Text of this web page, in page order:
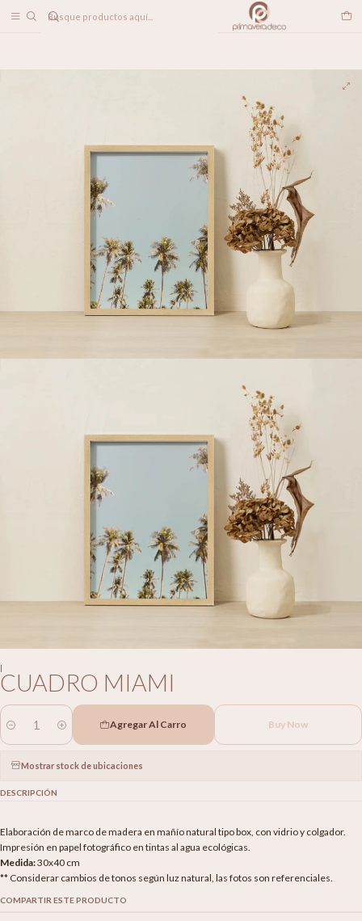
DECORACION MUROS CUADROS CUADRO MIAMI
|
CUADRO MIAMI
Cantidad
Agregar Al Carro Buy Now
Mostrar stock de ubicaciones
DESCRIPCIÓN
Elaboración de marco de madera en mañío natural tipo box, con vidrio y colgador.
Impresión en papel fotográfico en tintas al agua ecológicas.
Medida:30x40 cm
** Considerar cambios de tonos según luz natural, las fotos son referenciales.
COMPARTIR ESTE PRODUCTO